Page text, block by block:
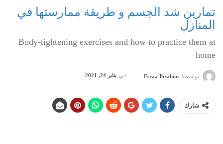
تمارين شد الجسم و طريقة ممارستها في
المنازل
Body-tightening exercises and how to practice them at
home
بواسطة Esraa Ibrahim في يناير 24, 2021
شارك